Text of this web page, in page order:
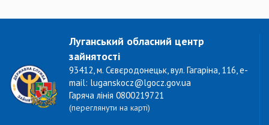
Луганський обласний центр
зайнятості
93412, м. Сєвєродонецьк, вул. Гагаріна, 116, e-
mail: luganskocz@lgocz.gov.ua
Гаряча лінія 0800219721
(переглянути на карті)